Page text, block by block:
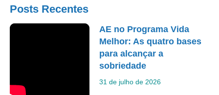
Posts Recentes
AE no Programa Vida
Melhor: As quatro bases
para alcançar a
sobriedade
31 de julho de 2026